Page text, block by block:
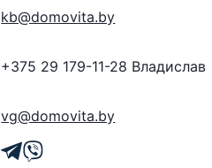
kb@domovita.by
+375 29 179-11-28 Владислав
vg@domovita.by